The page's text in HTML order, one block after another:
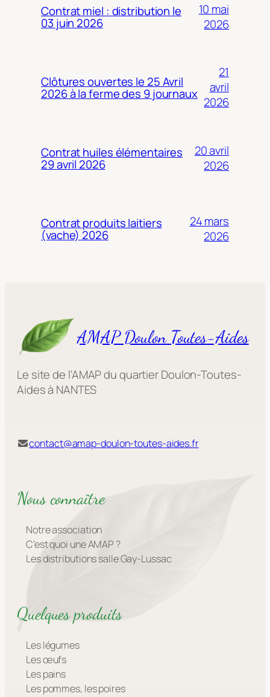
Contrat miel : distribution le
03 juin 2026
10 mai
2026
Clôtures ouvertes le 25 Avril
2026 à la ferme des 9 journaux
21
avril
2026
Contrat huiles élémentaires
29 avril 2026
20 avril
2026
Contrat produits laitiers
(vache) 2026
24 mars
2026
AMAP Doulon Toutes-Aides
Le site de l'AMAP du quartier Doulon-Toutes-
Aides à NANTES
contact@amap-doulon-toutes-aides.fr
Nous connaître
Notre association
C’est quoi une AMAP ?
Les distributions salle Gay-Lussac
Quelques produits
Les légumes
Les œufs
Les pains
Les pommes, les poires